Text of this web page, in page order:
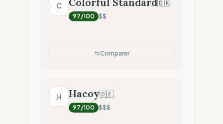
C 🇩🇰
97/100 $$
Comparer
H Hacoy🇩🇪
97/100 $$$